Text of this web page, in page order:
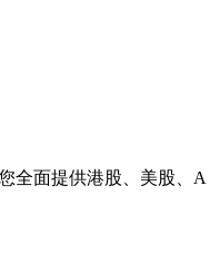
全面提供港股、美股、A